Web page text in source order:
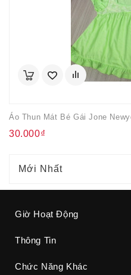
Áo Thun Mát Bé Gái Jone
30.000₫
Mới Nhất
Giờ Hoạt Động
Thông Tin
Chức Năng Khác